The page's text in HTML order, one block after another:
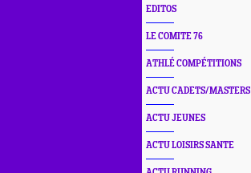
EDITOS
LE COMITE 76
ATHLÉ COMPÉTITIONS
ACTU CADETS/MASTERS
ACTU JEUNES
ACTU LOISIRS SANTE